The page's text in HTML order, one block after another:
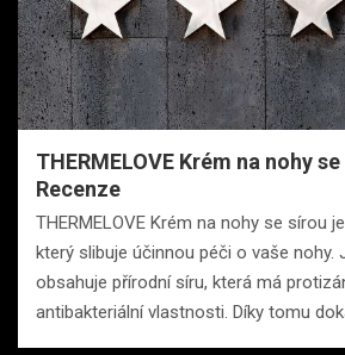
THERMELOVE Krém na nohy
Recenze
THERMELOVE Krém na nohy se sírou
který slibuje účinnou péči o vaše nohy.
obsahuje přírodní síru, která má
antibakteriální vlastnosti. Díky tomu